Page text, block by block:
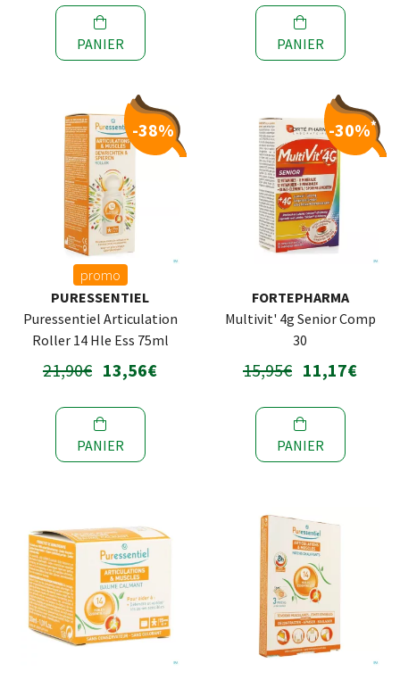
PANIER PANIER
-38%
promo
PURESSENTIEL
Puressentiel Articulation
Roller 14 Hle Ess 75ml
21,90€ 13,56€
PANIER
-30%*
FORTEPHARMA
Multivit' 4g Senior Comp
30
15,95€ 11,17€
PANIER